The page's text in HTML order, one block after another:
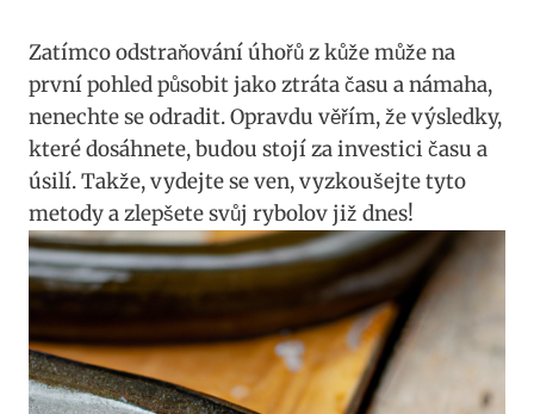
Zatímco odstraňování úhořů z kůže může na
první pohled působit jako ztráta času a námaha,
nenechte se odradit. Opravdu věřím, že výsledky,
které dosáhnete, budou stojí za investici času a
úsilí. Takže, vydejte se ven, vyzkoušejte tyto
metody a zlepšete svůj rybolov již dnes!